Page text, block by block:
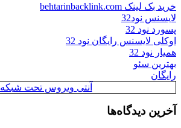
خرید بک لینک behtarinbacklink.com
لایسنس نود32
پسورد نود 32
اوکلی لایسنس رایگان نود 32
همیار نود 32
بهترین سئو
رایگان
آنتی ویروس تحت شبکه
آخرین دیدگاه‌ها